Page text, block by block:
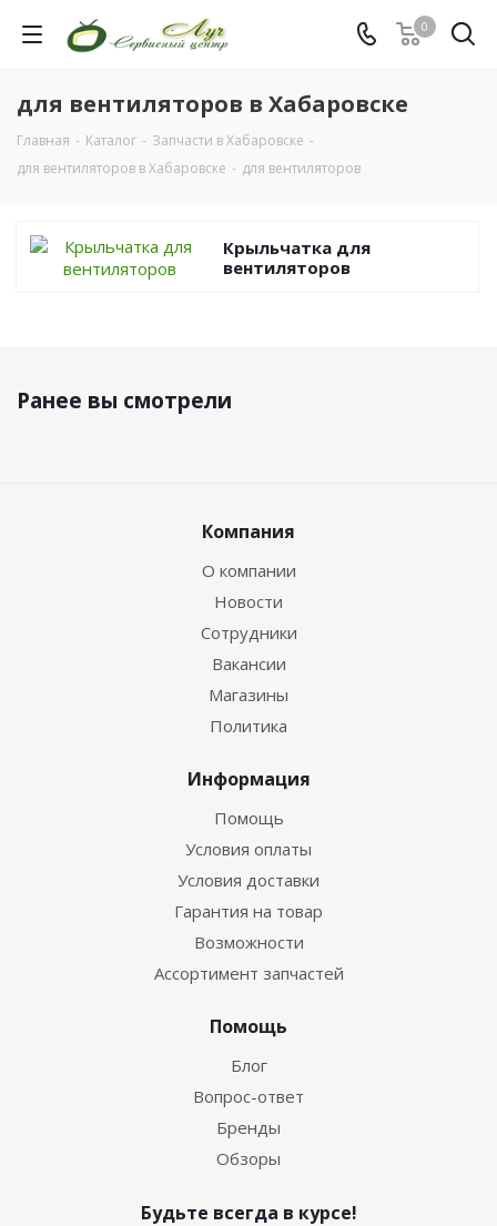
0
для вентиляторов в Хабаровске
Главная - Каталог - Запчасти в Хабаровске -
для вентиляторов в Хабаровске - для вентиляторов
Крыльчатка для
вентиляторов
Ранее вы смотрели
Компания
О компании
Новости
Сотрудники
Вакансии
Магазины
Политика
Информация
Помощь
Условия оплаты
Условия доставки
Гарантия на товар
Возможности
Ассортимент запчастей
Помощь
Блог
Вопрос-ответ
Бренды
Обзоры
Будьте всегда в курсе!